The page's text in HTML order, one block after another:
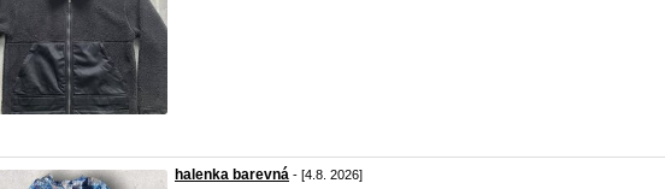
halenka barevná - [4.8. 2026]